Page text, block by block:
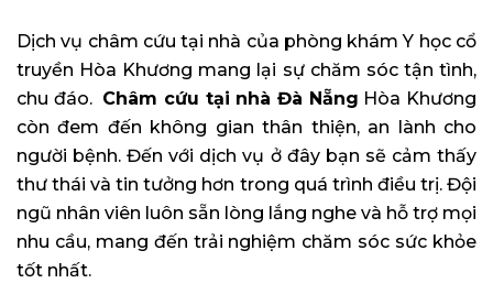
Dịch vụ châm cứu tại nhà của phòng khám Y học cổ
truyền Hòa Khương mang lại sự chăm sóc tận tình,
chu đáo. Châm cứu tại nhà Đà Nẵng Hòa Khương
còn đem đến không gian thân thiện, an lành cho
người bệnh. Đến với dịch vụ ở đây bạn sẽ cảm thấy
thư thái và tin tưởng hơn trong quá trình điều trị. Đội
ngũ nhân viên luôn sẵn lòng lắng nghe và hỗ trợ mọi
nhu cầu, mang đến trải nghiệm chăm sóc sức khỏe
tốt nhất.